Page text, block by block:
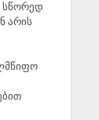
სწორედ
არის